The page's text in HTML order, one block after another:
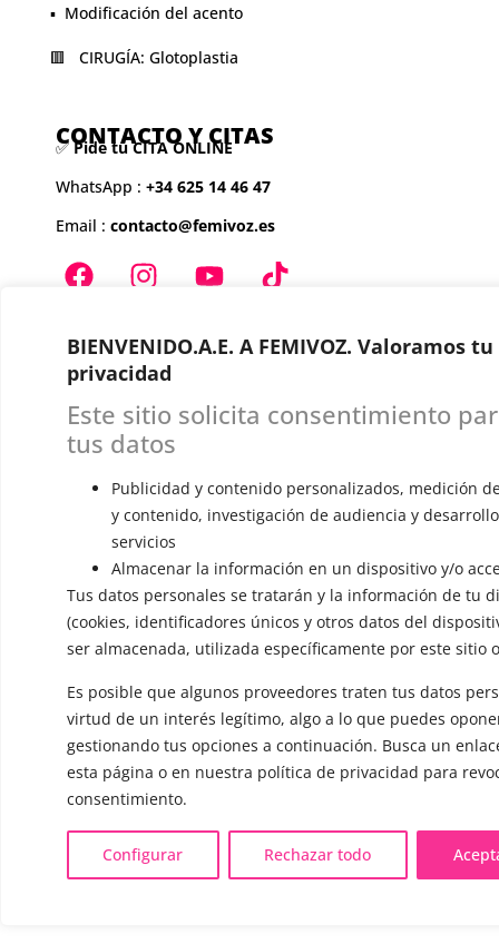
BIENVENIDO.A.E. A FEMIVOZ. Valoramos tu
privacidad
Este sitio solicita consentimiento
tus datos
Publicidad y contenido personalizados, medición
y contenido, investigación de audiencia y
servicios
Almacenar la información en un dispositivo y/o
Tus datos personales se tratarán y la información de tu
(cookies, identificadores únicos y otros datos del
ser almacenada, utilizada específicamente por este sitio
Es posible que algunos proveedores traten tus datos
virtud de un interés legítimo, algo a lo que puedes
gestionando tus opciones a continuación. Busca un
esta página o en nuestra política de privacidad para
consentimiento.
Configurar Rechazar todo
▪️ Modificación del acento
🟥 CIRUGÍA: Glotoplastia
CONTACTO Y CITAS
✅Pide tu CITA ONLINE
WhatsApp : +34 625 14 46 47
Email : contacto@femivoz.es
Aviso Legal
Privacidad
Condiciones generales de venta y desistimiento
Mi cuenta
Français